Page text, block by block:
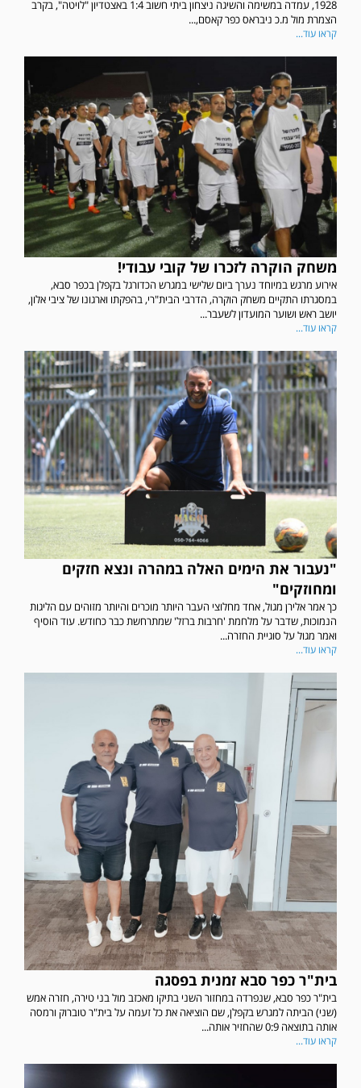
1928, עמדה במשימה והשיגה ניצחון ביתי חשוב 1:4 באצטדיון "לויטה", בקרב
הצמרת מול מ.כ ניבראס כפר קאסם,...
קראו עוד...
משחק הוקרה לזכרו של קובי עבודי!
אירוע מרגש במיוחד נערך ביום שלישי במגרש הכדורגל בקפלן בכפר סבא,
במסגרתו התקיים משחק הוקרה, הדרבי הבית"רי, בהפקתו וארגונו של ציבי אלון,
יושב ראש ושוער המועדון לשעבר...
קראו עוד...
"נעבור את הימים האלה במהרה ונצא חזקים
ומחוזקים"
כך אמר אלירן מגול, אחד מחלוצי העבר היותר מוכרים והיותר מזוהים עם הליגות
הנמוכות, שדבר על מלחמת 'חרבות ברזל' שמתרחשת כבר כחודש. עוד הוסיף
ואמר מגול על סוגיית החזרה...
קראו עוד...
בית"ר כפר סבא זמנית בפסגה
בית"ר כפר סבא, שנפרדה במחזור השני בתיקו מאכזב מול בני טירה, חזרה אמש
(שני) הביתה למגרש בקפלן, שם הוציאה את כל זעמה על בית"ר טוברוק ורמסה
אותה בתוצאה 0:9 שהחזיר אותה...
קראו עוד...